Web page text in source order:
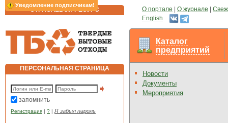
Уведомление подписчикам!
ОТРАСЛЕВОЙ РЕСУРС О портале О журнале
English
ПЕРСОНАЛЬНАЯ СТРАНИЦА
запомнить
Регистрация | ? | Я забыл пароль
Каталог
предприятий
Новости
Документы
Мероприятия